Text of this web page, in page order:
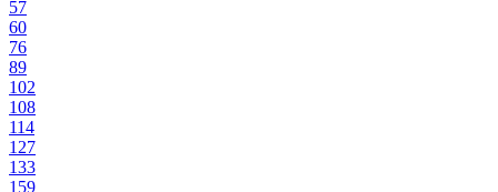
57
60
76
89
102
108
114
127
133
159